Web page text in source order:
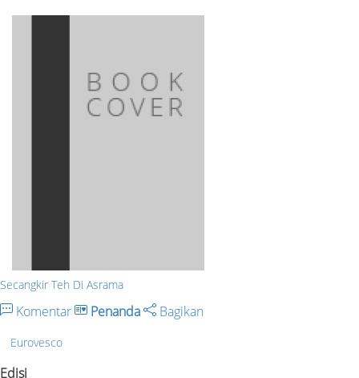
Secangkir Teh Di Asrama
Komentar Penanda Bagikan
Eurovesco
Edisi